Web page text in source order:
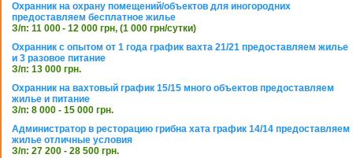
Охранник на охрану помещений/объектов для иногородних
предоставляем бесплатное жилье
З/п: 11 000 - 12 000 грн, (1 000 грн/сутки)
Охранник с опытом от 1 года график вахта 21/21 предоставляем жилье
и 3 разовое питание
З/п: 13 000 грн.
Охранник на вахтовый график 15/15 много объектов предоставляем
жилье и питание
З/п: 8 000 - 15 000 грн.
Администратор в ресторацию грибна хата график 14/14 предоставляем
жилье отличные условия
З/п: 27 200 - 28 500 грн.